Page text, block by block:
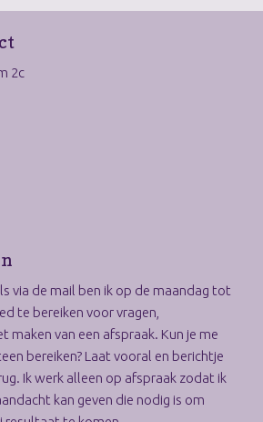
2c
via de mail ben ik op de maandag tot
te bereiken voor vragen,
maken van een afspraak. Kun je me
bereiken? Laat vooral en berichtje
Ik werk alleen op afspraak zodat ik
kan geven die nodig is om